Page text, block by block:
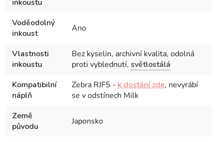
inkoustu
Voděodolný
inkoust
Ano
Vlastnosti
inkoustu
Bez kyselin, archivní kvalita, odolná
proti vyblednutí, světlostálá
Kompatibilní
náplň
Zebra RJF5 - k dostání zde, nevyrábí
se v odstínech Milk
Země
původu
Japonsko